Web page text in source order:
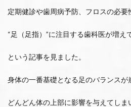
定期健診や歯周病予防、フロスの必要
“足（足指）”に注目する歯科医が増え
という記事を見ました。
身体の一番基礎となる足のバランスが
どんどん体の上部に影響を与えてしま